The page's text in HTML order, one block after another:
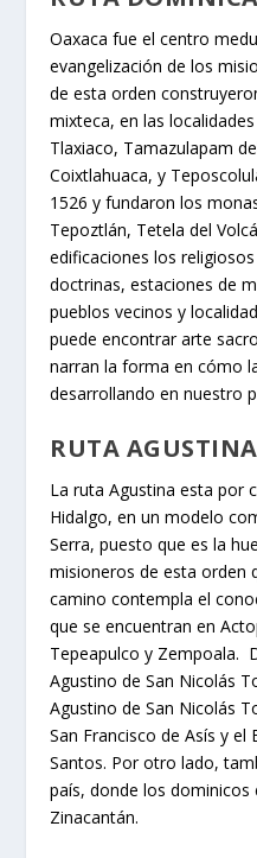
Oaxaca fue el centro
evangelización de los
de esta orden
mixteca, en las
Tlaxiaco, Tamazulapam
Coixtlahuaca, y
1526 y fundaron los
Tepoztlán, Tetela del
edificaciones los
doctrinas, estaciones de
pueblos vecinos y
puede encontrar arte
narran la forma en cómo
desarrollando en nuestro
RUTA AGUSTINA
La ruta Agustina esta por
Hidalgo, en un modelo
Serra, puesto que es la
misioneros de esta orden
camino contempla el
que se encuentran en
Tepeapulco y Zempoala.
Agustino de San Nicolás
Agustino de San Nicolás
San Francisco de Asís y
Santos. Por otro lado,
país, donde los dominicos
Zinacantán.